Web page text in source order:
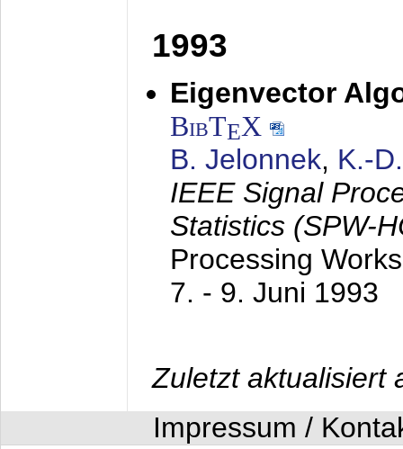
1993
Eigenvector
BibTEX
B. Jelonnek, K.-
IEEE Signal
Statistics (SPW-
Processing
7. - 9. Juni 1993
Zuletzt aktualisiert
Impressum /